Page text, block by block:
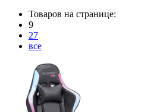
Товаров на странице:
9
27
все